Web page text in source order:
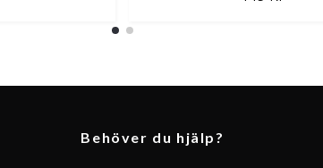
Behöver du hjälp?